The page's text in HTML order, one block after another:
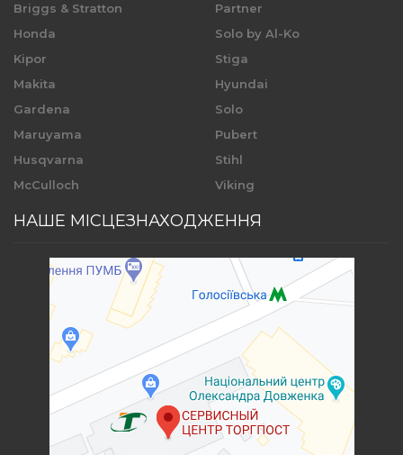
Briggs & Stratton
Honda
Kipor
Makita
Gardena
Maruyama
Husqvarna
McCulloch
Partner
Solo by Al-Ko
Stiga
Hyundai
Solo
Pubert
Stihl
Viking
НАШЕ МІСЦЕЗНАХОДЖЕННЯ